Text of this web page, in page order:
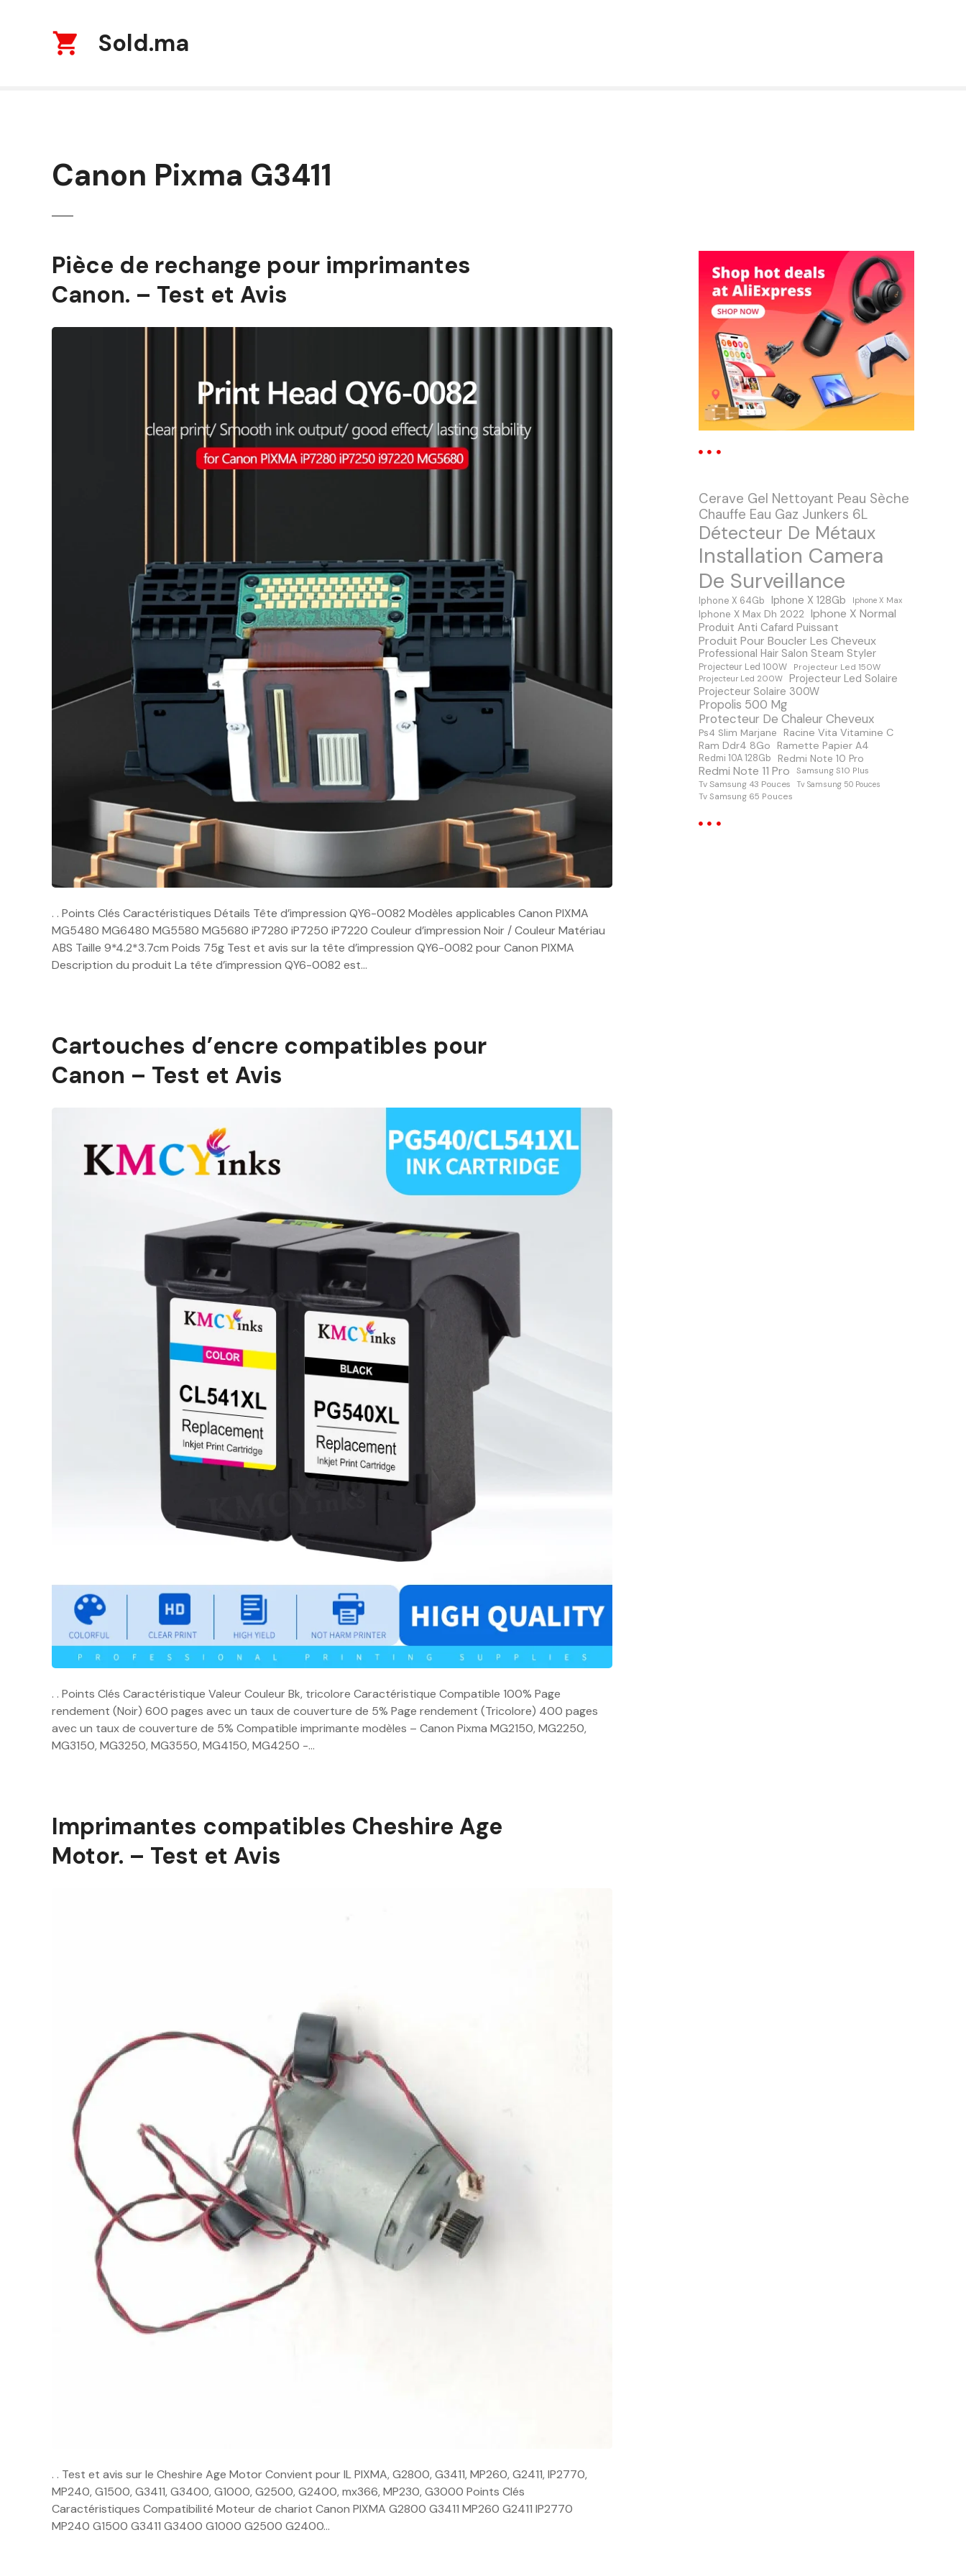
Sold.ma
Canon Pixma G3411
Pièce de rechange pour imprimantes
Canon. – Test et Avis
. . Points Clés Caractéristiques Détails Tête d’impression QY6-0082 Modèles applicables Canon PIXMA
MG5480 MG6480 MG5580 MG5680 iP7280 iP7250 iP7220 Couleur d’impression Noir / Couleur Matériau
ABS Taille 9*4.2*3.7cm Poids 75g Test et avis sur la tête d’impression QY6-0082 pour Canon PIXMA
Description du produit La tête d’impression QY6-0082 est…
Cartouches d’encre compatibles pour
Canon – Test et Avis
. . Points Clés Caractéristique Valeur Couleur Bk, tricolore Caractéristique Compatible 100% Page
rendement (Noir) 600 pages avec un taux de couverture de 5% Page rendement (Tricolore) 400 pages
avec un taux de couverture de 5% Compatible imprimante modèles – Canon Pixma MG2150, MG2250,
MG3150, MG3250, MG3550, MG4150, MG4250 -…
Imprimantes compatibles Cheshire Age
Motor. – Test et Avis
. . Test et avis sur le Cheshire Age Motor Convient pour IL PIXMA, G2800, G3411, MP260, G2411, IP2770,
MP240, G1500, G3411, G3400, G1000, G2500, G2400, mx366, MP230, G3000 Points Clés
Caractéristiques Compatibilité Moteur de chariot Canon PIXMA G2800 G3411 MP260 G2411 IP2770
MP240 G1500 G3411 G3400 G1000 G2500 G2400…
Cerave Gel Nettoyant Peau Sèche
Chauffe Eau Gaz Junkers 6L
Détecteur De Métaux
Installation Camera
De Surveillance
Iphone X 64Gb Iphone X 128Gb Iphone X Max
Iphone X Max Dh 2022 Iphone X Normal
Produit Anti Cafard Puissant
Produit Pour Boucler Les Cheveux
Professional Hair Salon Steam Styler
Projecteur Led 100W Projecteur Led 150W
Projecteur Led 200W Projecteur Led Solaire
Projecteur Solaire 300W
Propolis 500 Mg
Protecteur De Chaleur Cheveux
Ps4 Slim Marjane
Racine Vita Vitamine C
Ram Ddr4 8Go
Ramette Papier A4
Redmi 10A 128Gb Redmi Note 10 Pro
Redmi Note 11 Pro
Samsung S10 Plus
Tv Samsung 43 Pouces
Tv Samsung 50 Pouces
Tv Samsung 65 Pouces